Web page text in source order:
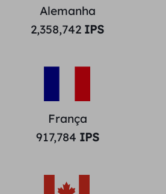
Alemanha
2,358,742 IPS
França
917,784 IPS